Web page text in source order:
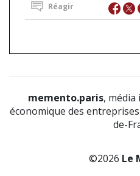
Réagir
memento.paris, média
économique des
de-
©2026 Le